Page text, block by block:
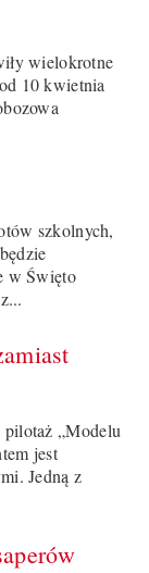
wielokrotne
10 kwietnia
szkolnych,
w Święto
„Modelu
jest
Jedną z